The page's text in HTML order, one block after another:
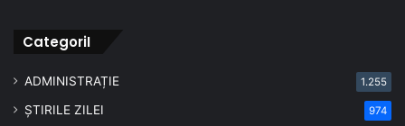
CategoriI
ADMINISTRAȚIE 1.255
ȘTIRILE ZILEI 974